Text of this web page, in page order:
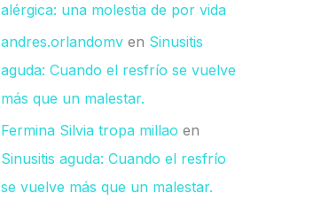
alérgica: una molestia de por vida
andres.orlandomv en Sinusitis
aguda: Cuando el resfrío se vuelve
más que un malestar.
Fermina Silvia tropa millao en
Sinusitis aguda: Cuando el resfrío
se vuelve más que un malestar.